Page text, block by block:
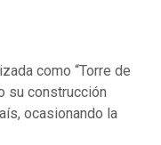
como “Torre de
su construcción
ocasionando la